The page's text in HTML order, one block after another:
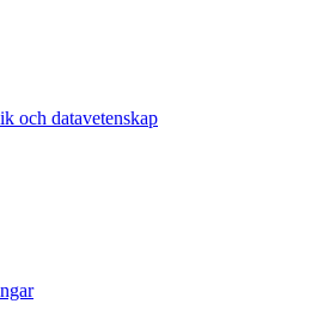
och datavetenskap